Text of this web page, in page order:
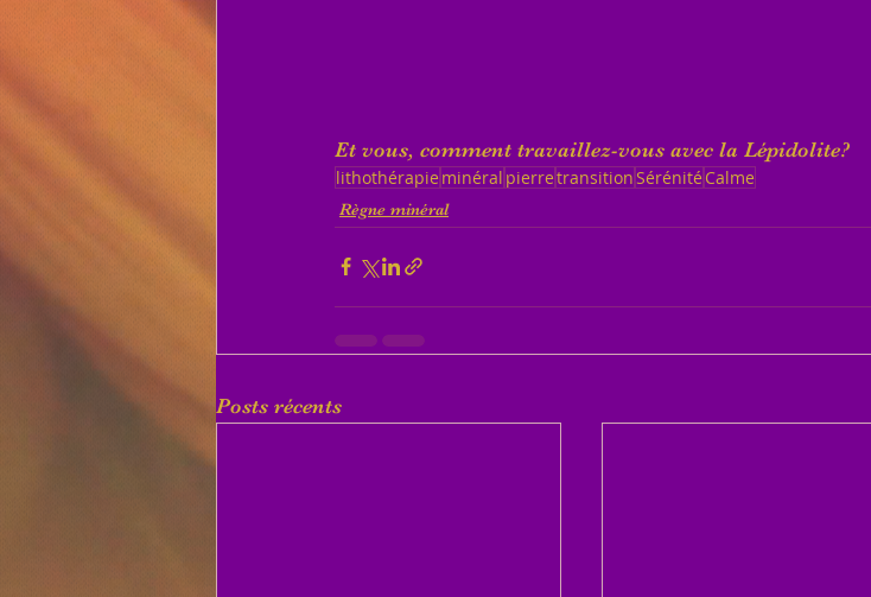
Et vous, comment travaillez-vous avec la Lépidolite?
lithothérapie minéral pierretransitionSérénité Calme
Règne minéral
Posts récents